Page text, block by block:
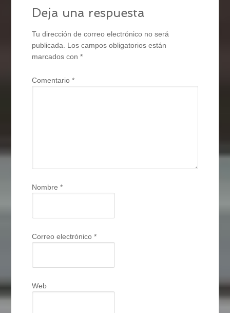
Deja una respuesta
Tu dirección de correo electrónico no será
publicada. Los campos obligatorios están
marcados con*
Comentario*
Nombre*
Correo electrónico*
Web